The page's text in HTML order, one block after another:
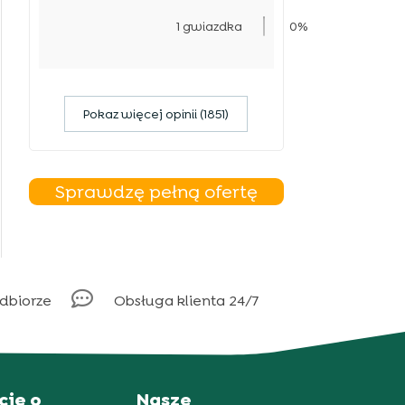
1 gwiazdka 0%
Pokaz więcej opinii (1851)
Sprawdzę pełną ofertę
 Obsługa klienta 24/7
o Nasze